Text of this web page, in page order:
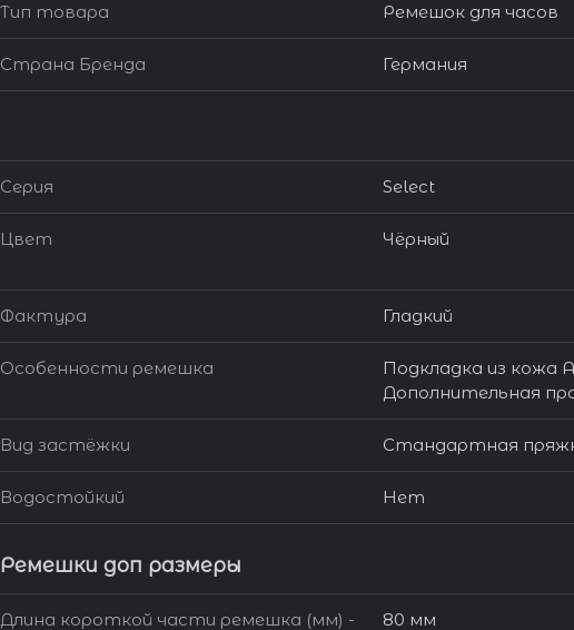
Тип товара Ремешок для часов
Страна Бренда Германия
Серия Select
Цвет Чёрный
Фактура Гладкий
Особенности ремешка
Подкладка из кожа
Дополнительная
Вид застёжки Стандартная
Водостойкий Нет
Ремешки доп размеры
Длина короткой части ремешка (мм) -
80 мм